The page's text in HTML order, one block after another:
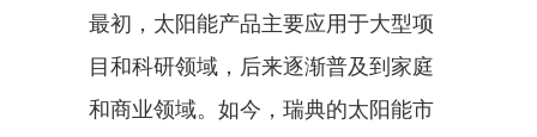
最初，太阳能产品主要应用于大型项
目和科研领域，后来逐渐普及到家庭
和商业领域。如今，瑞典的太阳能市